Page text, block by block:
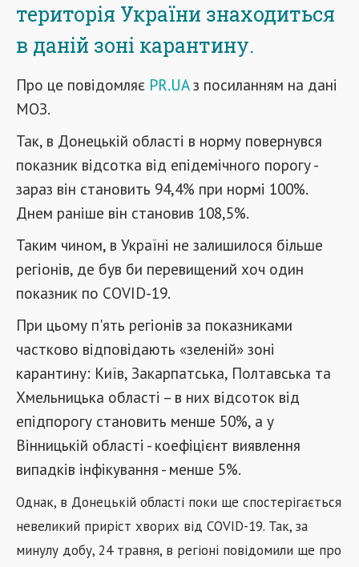
територія України знаходиться
в даній зоні карантину.
Про це повідомляє PR.UAз посиланням на дані
МОЗ.
Так, в Донецькій області в норму повернувся
показник відсотка від епідемічного порогу -
зараз він становить 94,4% при нормі 100%.
Днем раніше він становив 108,5%.
Таким чином, в Україні не залишилося більше
регіонів, де був би перевищений хоч один
показник по COVID-19.
При цьому п'ять регіонів за показниками
частково відповідають «зеленій» зоні
карантину: Київ, Закарпатська, Полтавська та
Хмельницька області – в них відсоток від
епідпорогу становить менше 50%, а у
Вінницькій області - коефіцієнт виявлення
випадків інфікування - менше 5%.
Однак, в Донецькій області поки ще спостерігається
невеликий приріст хворих від COVID-19. Так, за
минулу добу, 24 травня, в регіоні повідомили ще про